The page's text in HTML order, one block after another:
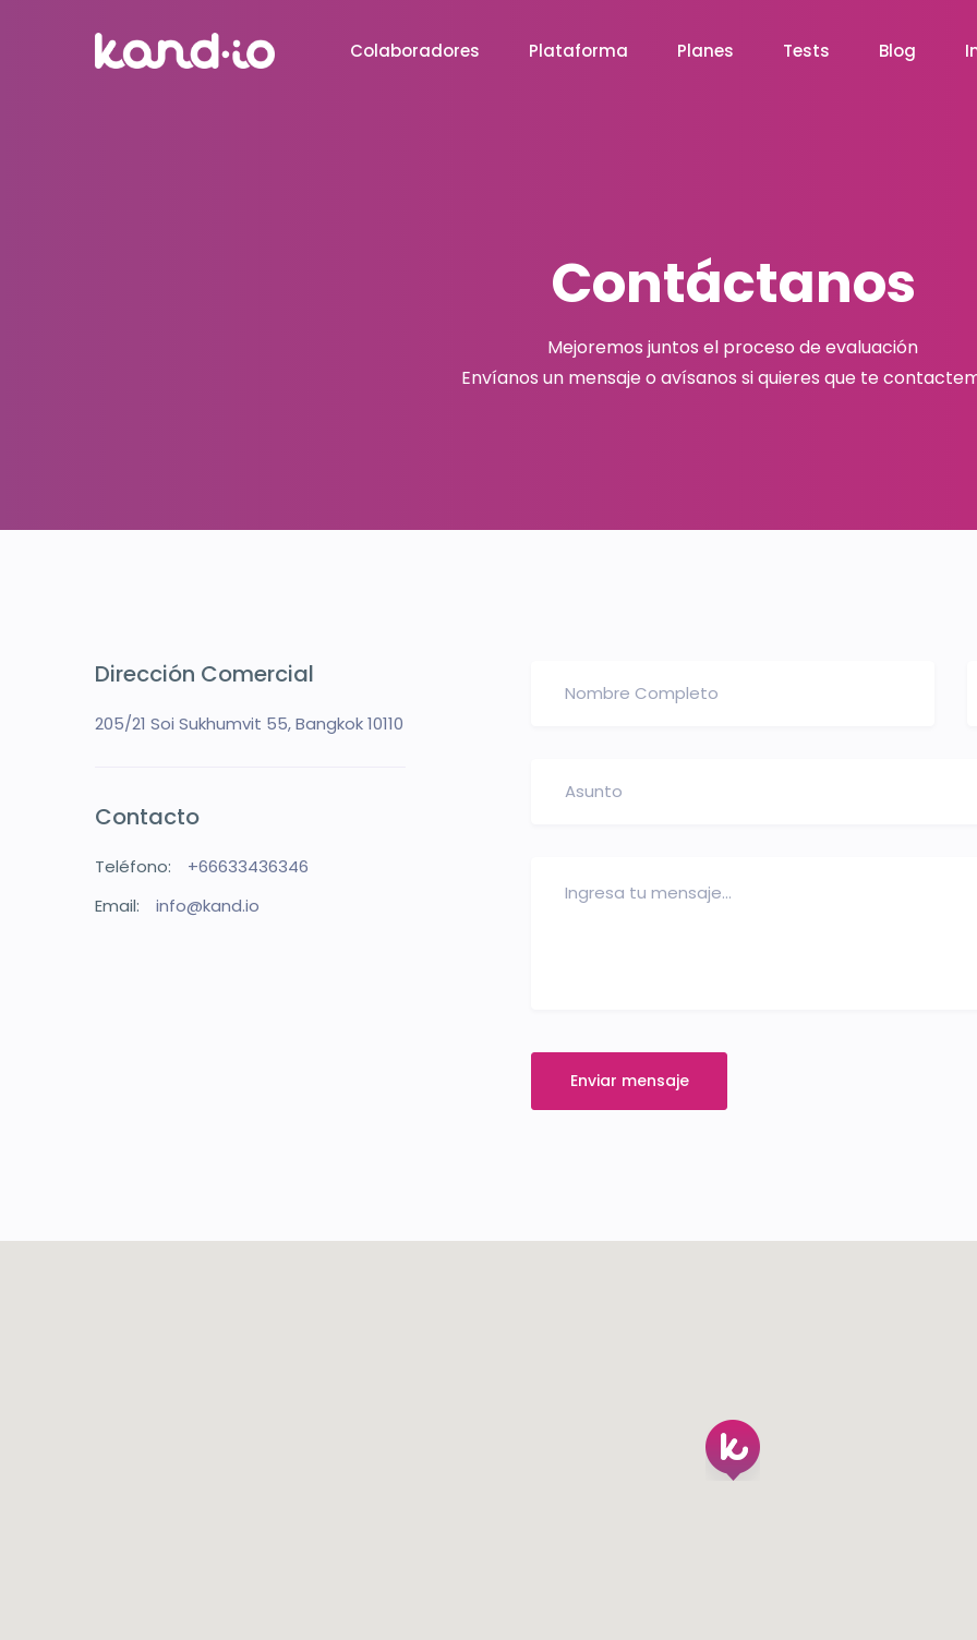
Colaboradores Plataforma Planes Tests Blog
Contáctanos
Mejoremos juntos el proceso de evaluación
Envíanos un mensaje o avísanos si quieres que te
Dirección Comercial
205/21 Soi Sukhumvit 55, Bangkok 10110
Contacto
Teléfono:
+66633436346
Email:
info@kand.io
Enviar mensaje